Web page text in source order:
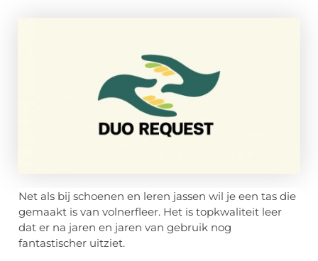
Net als bij schoenen en leren jassen wil je een tas die
gemaakt is van volnerfleer. Het is topkwaliteit leer
dat er na jaren en jaren van gebruik nog
fantastischer uitziet.